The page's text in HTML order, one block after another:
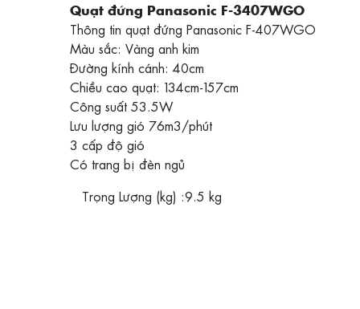
Quạt đứng Panasonic F-3407WGO
Thông tin quạt đứng Panasonic F-407WGO
Màu sắc: Vàng anh kim
Đường kính cánh: 40cm
Chiều cao quạt: 134cm-157cm
Công suất 53.5W
Lưu lượng gió 76m3/phút
3 cấp độ gió
Có trang bị đèn ngủ
Trọng Lượng (kg) :9.5 kg